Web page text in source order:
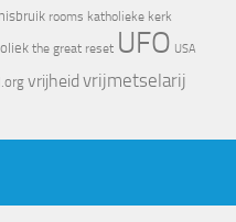
rooms katholieke kerk
the great reset UFO USA
vrijheid vrijmetselarij